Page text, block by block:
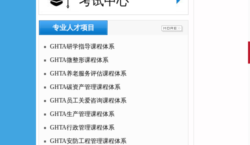
专业人才项目
GHTA研学指导课程体系
GHTA微整形课程体系
GHTA养老服务评估课程体系
GHTA碳资产管理课程体系
GHTA员工关爱咨询课程体系
GHTA生产管理课程体系
GHTA行政管理课程体系
GHTA安防工程管理课程体系